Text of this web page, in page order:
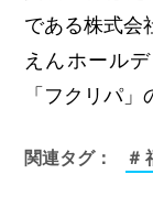
である株式会
えんホール
「フクリパ」
関連タグ： ＃